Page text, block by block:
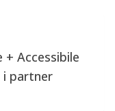
+ Accessibile
i partner